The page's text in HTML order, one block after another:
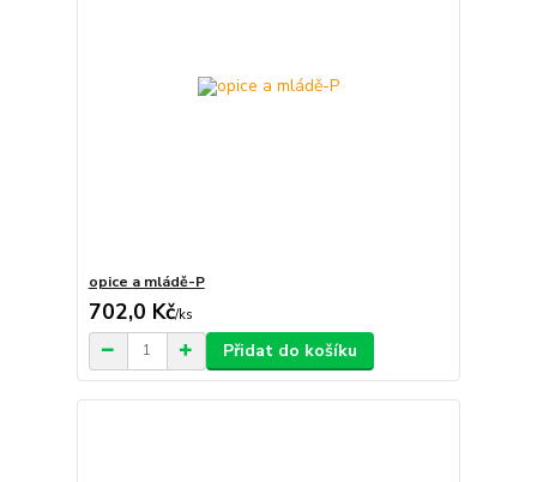
opice a mládě-P
702,0 Kč/ks
Přidat do košíku